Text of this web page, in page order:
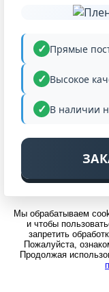
Прямые
Высокое
В наличии
Мы обрабатываем
и чтобы
запретить
Пожалуйста,
Продолжая